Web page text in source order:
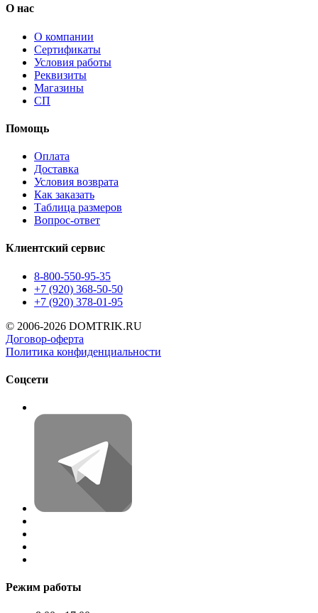
О нас
О компании
Сертификаты
Условия работы
Реквизиты
Магазины
СП
Помощь
Оплата
Доставка
Условия возврата
Как заказать
Таблица размеров
Вопрос-ответ
Клиентский сервис
8-800-550-95-35
+7 (920) 368-50-50
+7 (920) 378-01-95
© 2006-2026 DOMTRIK.RU
Договор-оферта
Политика конфиденциальности
Соцсети
Режим работы